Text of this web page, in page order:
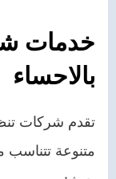
خدمات
بالاحساء
تقدم شركات
متنوعة تتناسب